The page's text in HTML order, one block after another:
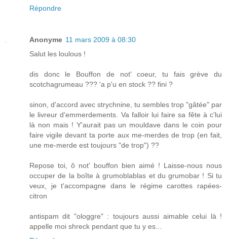
Répondre
Anonyme 11 mars 2009 à 08:30
Salut les loulous !
dis donc le Bouffon de not' coeur, tu fais grève du
scotchagrumeau ??? 'a p'u en stock ?? fini ?
sinon, d'accord avec strychnine, tu sembles trop "gâtée" par
le livreur d'emmerdements. Va falloir lui faire sa fête à c'lui
là non mais ! Y'aurait pas un mouldave dans le coin pour
faire vigile devant ta porte aux me-merdes de trop (en fait,
une me-merde est toujours "de trop") ??
Repose toi, ô not' bouffon bien aimé ! Laisse-nous nous
occuper de la boîte à grumoblablas et du grumobar ! Si tu
veux, je t'accompagne dans le régime carottes rapées-
citron
antispam dit "ologgre" : toujours aussi aimable celui là !
appelle moi shreck pendant que tu y es...